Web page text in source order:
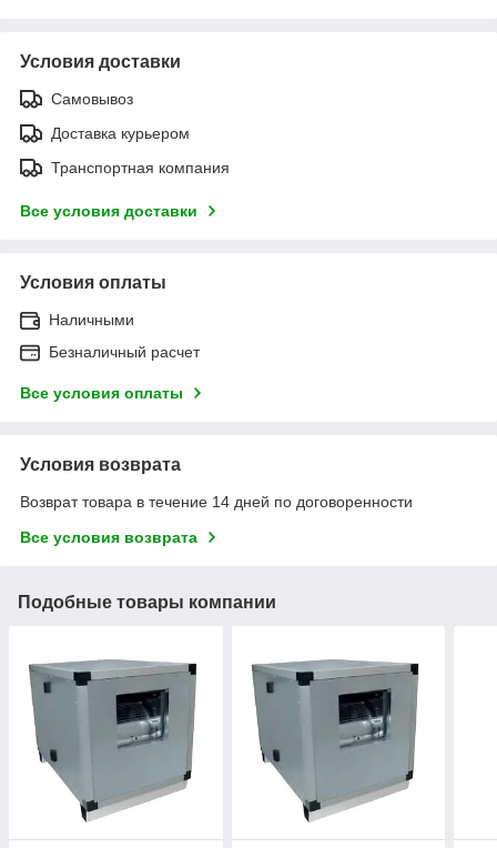
Условия доставки
Самовывоз
Доставка курьером
Транспортная компания
Все условия доставки
Условия оплаты
Наличными
Безналичный расчет
Все условия оплаты
Условия возврата
Возврат товара в течение 14 дней по договоренности
Все условия возврата
Подобные товары компании